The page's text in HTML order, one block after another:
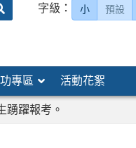
字級： 小 預設
專區 活動花絮
踴躍報考。